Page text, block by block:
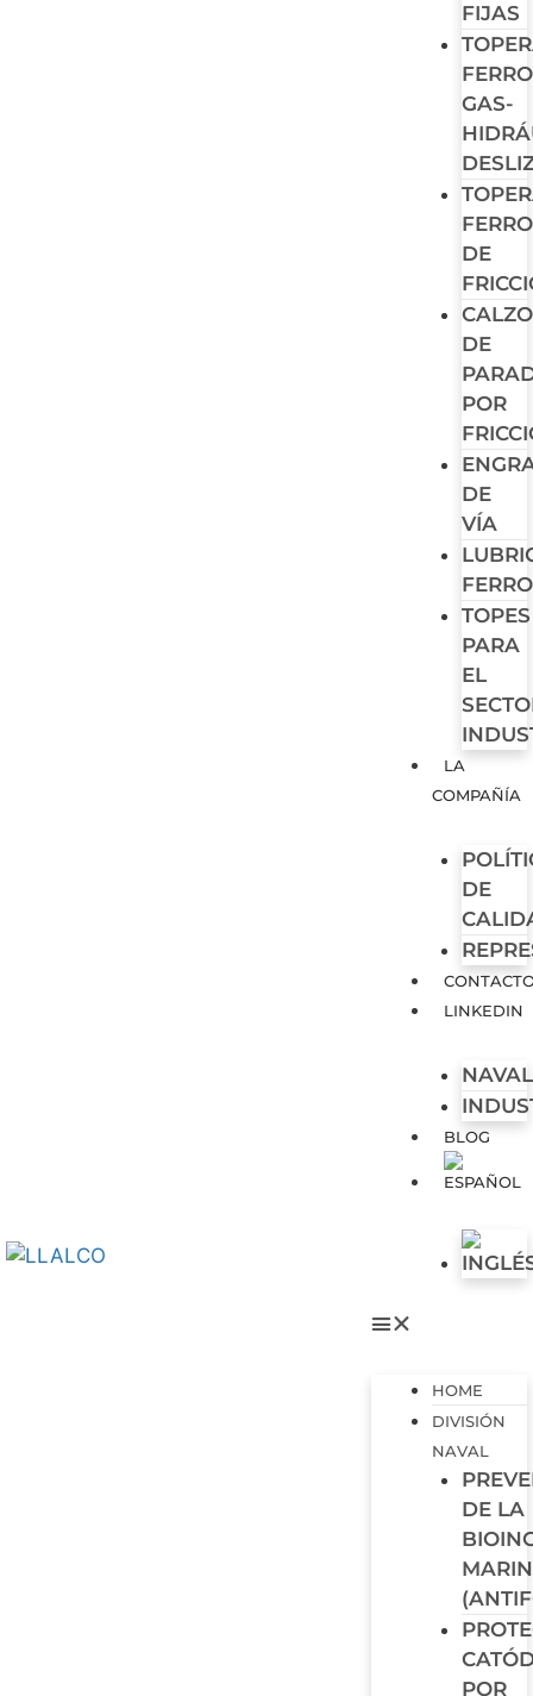
FIJAS
GAS-
DE
DE
POR
DE
VÍA
TOPES
PARA
EL
LA
COMPAÑÍA
DE
LINKEDIN
NAVAL
BLOG
HOME
DIVISIÓN
NAVAL
DE LA
POR